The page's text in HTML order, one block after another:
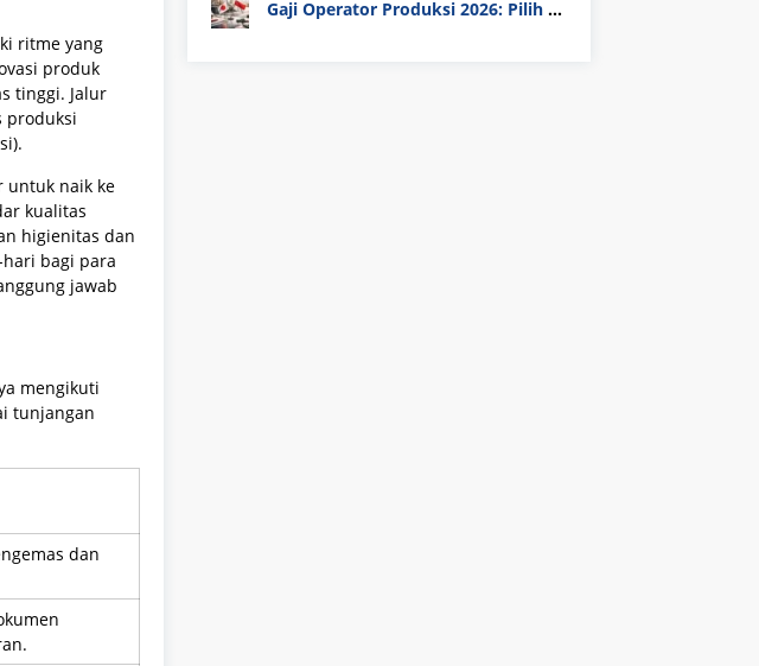
ritme yang
produk
tinggi. Jalur
produksi
untuk naik ke
kualitas
higienitas dan
bagi para
jawab
mengikuti
tunjangan
dan
Gaji Operator Produksi 2026: Pilih PT Astra Honda Motor (AHM) atau Manufaktur di Jepang?